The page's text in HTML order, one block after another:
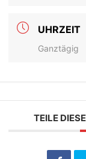
UHRZEIT
Ganztägig
TEILE